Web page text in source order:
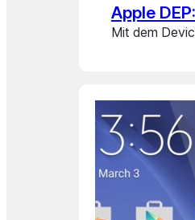
Apple
Mit dem